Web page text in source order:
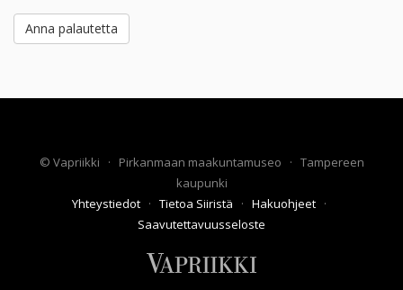
Anna palautetta
© Vapriikki · Pirkanmaan maakuntamuseo · Tampereen
kaupunki
Yhteystiedot · Tietoa Siiristä · Hakuohjeet ·
Saavutettavuusseloste